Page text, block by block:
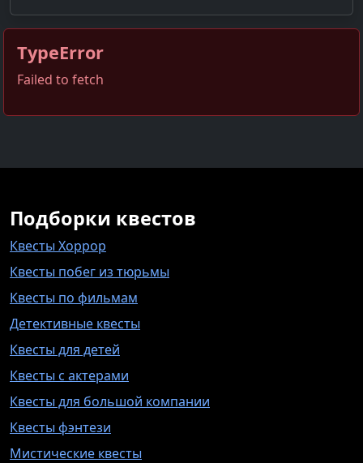
TypeError
Failed to fetch
Подборки квестов
Квесты Хоррор
Квесты побег из тюрьмы
Квесты по фильмам
Детективные квесты
Квесты для детей
Квесты с актерами
Квесты для большой компании
Квесты фэнтези
Мистические квесты